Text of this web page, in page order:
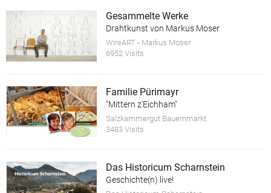
Gesammelte Werke
Drahtkunst von Markus Moser
WireART - Markus Moser
6952 Visits
Familie Pürimayr
"Mittern z'Eichham"
Salzkammergut Bauernmarkt
3483 Visits
Das Historicum Scharnstein
Geschichte(n) live!